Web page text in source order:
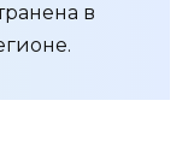
в